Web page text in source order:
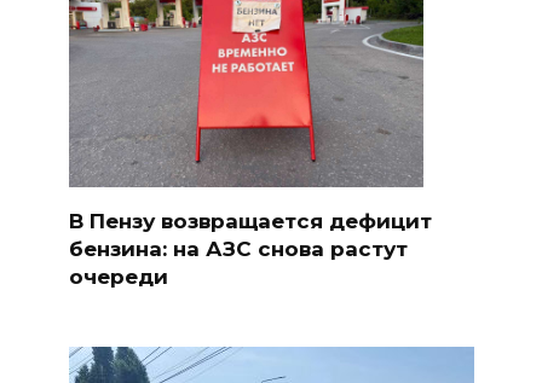
В Пензу возвращается дефицит
бензина: на АЗС снова растут
очереди